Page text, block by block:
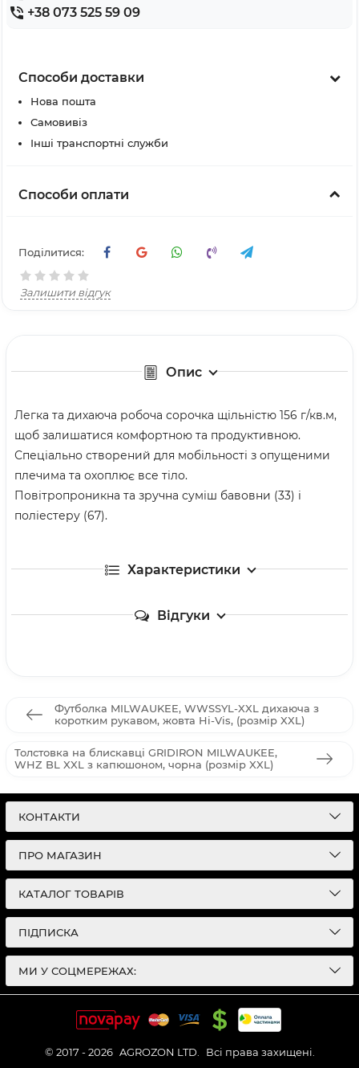
+38 073 525 59 09
Способи доставки
Нова пошта
Самовивіз
Інші транспортні служби
Способи оплати
Поділитися:
Залишити відгук
Опис
Легка та дихаюча робоча сорочка щільністю 156 г/кв.м,
щоб залишатися комфортною та продуктивною.
Спеціально створений для мобільності з опущеними
плечима та охоплює все тіло.
Повітропроникна та зручна суміш бавовни (33) і
поліестеру (67).
Характеристики
Відгуки
Футболка MILWAUKEE, WWSSYL-XXL дихаюча з
коротким рукавом, жовта Hi-Vis, (розмір XXL)
Толстовка на блискавці GRIDIRON MILWAUKEE,
WHZ BL XXL з капюшоном, чорна (розмір XXL)
КОНТАКТИ
ПРО МАГАЗИН
КАТАЛОГ ТОВАРІВ
ПІДПИСКА
МИ У СОЦМЕРЕЖАХ:
© 2017 - 2026 AGROZON LTD. Всі права захищені.